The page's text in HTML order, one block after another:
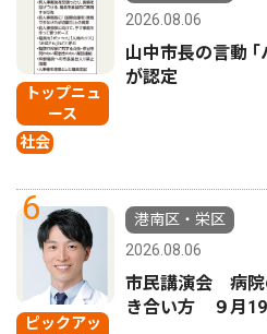
トップニュ
ース
社会
2026.08.06
山中市長の言動
が認定
6
ピックアッ
港南区・栄区
2026.08.06
市民講演会 病院
き合い方 ９月